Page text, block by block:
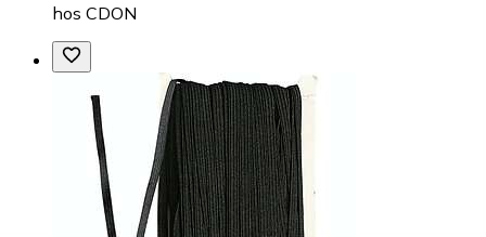
hos CDON